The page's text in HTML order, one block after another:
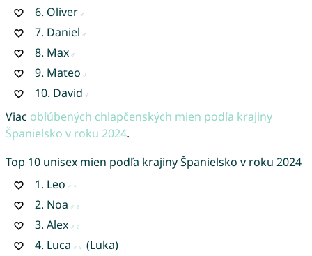
6. Oliver
7. Daniel
8. Max
9. Mateo
10. David
Viac obľúbených chlapčenských mien podľa krajiny
Španielsko v roku 2024.
Top 10 unisex mien podľa krajiny Španielsko v roku 2024
1. Leo
2. Noa
3. Alex
4. Luca
(Luka)